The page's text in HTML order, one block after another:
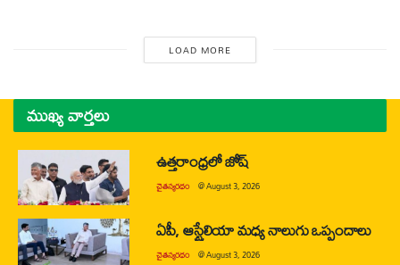
LOAD MORE
ముఖ్య వార్తలు
ఉత్తరాంధ్రలో జోష్
చైతన్యరధం @August 3, 2026
ఏపీ, ఆస్ట్రేలియా మధ్య నాలుగు ఒప్పందాలు
చైతన్యరధం @August 3, 2026